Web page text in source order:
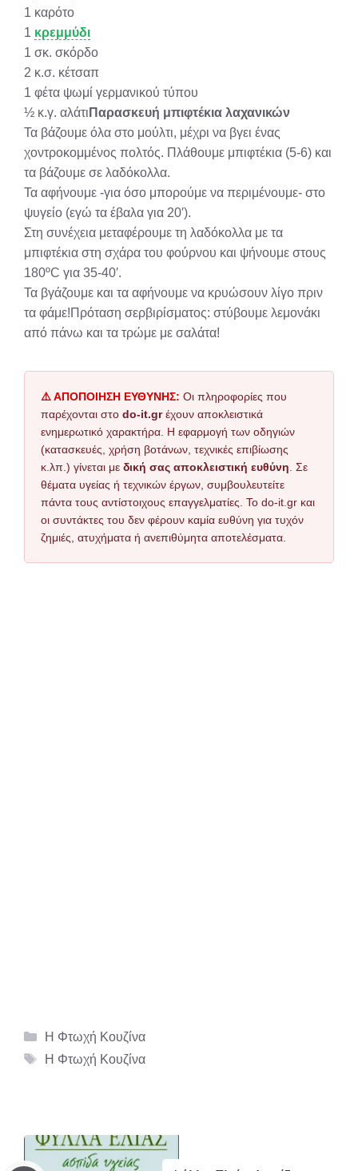
1 καρότο
1 κρεμμύδι
1 σκ. σκόρδο
2 κ.σ. κέτσαπ
1 φέτα ψωμί γερμανικού τύπου
½ κ.γ. αλάτι Παρασκευή μπιφτέκια λαχανικών
Τα βάζουμε όλα στο μούλτι, μέχρι να βγει ένας
χοντροκομμένος πολτός. Πλάθουμε μπιφτέκια (5-6) και
τα βάζουμε σε λαδόκολλα.
Τα αφήνουμε -για όσο μπορούμε να περιμένουμε- στο
ψυγείο (εγώ τα έβαλα για 20′).
Στη συνέχεια μεταφέρουμε τη λαδόκολλα με τα
μπιφτέκια στη σχάρα του φούρνου και ψήνουμε στους
180ºC για 35-40′.
Τα βγάζουμε και τα αφήνουμε να κρυώσουν λίγο πριν
τα φάμε!Πρόταση σερβιρίσματος: στύβουμε λεμονάκι
από πάνω και τα τρώμε με σαλάτα!
⚠️ ΑΠΟΠΟΙΗΣΗ ΕΥΘΥΝΗΣ: Οι πληροφορίες που
παρέχονται στο do-it.grέχουν αποκλειστικά
ενημερωτικό χαρακτήρα. Η εφαρμογή των οδηγιών
(κατασκευές, χρήση βοτάνων, τεχνικές επιβίωσης
κ.λπ.) γίνεται με δική σας αποκλειστική ευθύνη . Σε
θέματα υγείας ή τεχνικών έργων, συμβουλευτείτε
πάντα τους αντίστοιχους επαγγελματίες. Το do-it.gr και
οι συντάκτες του δεν φέρουν καμία ευθύνη για τυχόν
ζημιές, ατυχήματα ή ανεπιθύμητα αποτελέσματα.
Κατηγορίες
Η Φτωχή Κουζίνα
Ετικέτες
Η Φτωχή Κουζίνα